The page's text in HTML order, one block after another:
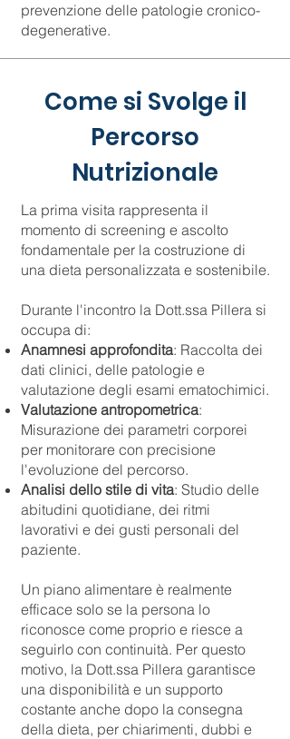
prevenzione delle patologie cronico-
degenerative.
Come si Svolge il
Percorso
Nutrizionale
La prima visita rappresenta il
momento di screening e ascolto
fondamentale per la costruzione di
una dieta personalizzata e sostenibile.
Durante l'incontro la Dott.ssa Pillera si
occupa di:
Anamnesi approfondita: Raccolta dei
dati clinici, delle patologie e
valutazione degli esami ematochimici.
Valutazione antropometrica:
Misurazione dei parametri corporei
per monitorare con precisione
l'evoluzione del percorso.
Analisi dello stile di vita: Studio delle
abitudini quotidiane, dei ritmi
lavorativi e dei gusti personali del
paziente.
Un piano alimentare è realmente
efficace solo se la persona lo
riconosce come proprio e riesce a
seguirlo con continuità. Per questo
motivo, la Dott.ssa Pillera garantisce
una disponibilità e un supporto
costante anche dopo la consegna
della dieta, per chiarimenti, dubbi e